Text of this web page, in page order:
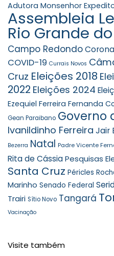
Adutora Monsenhor
Assembleia
Rio Grande
Campo Redondo
COVID-19 Currais Novos
Cruz Eleições 2018
2022 Eleições 2024
Ezequiel Ferreira Fernanda
Gean Paraibano Governo
Ivanildinho Ferreira Jair
Bezerra Natal Padre Vicente
Rita de CássiaPesquisas
Santa Cruz Péricles
Marinho Senado Federal
Trairi Sítio Novo Tangará
Vacinação
Visite também